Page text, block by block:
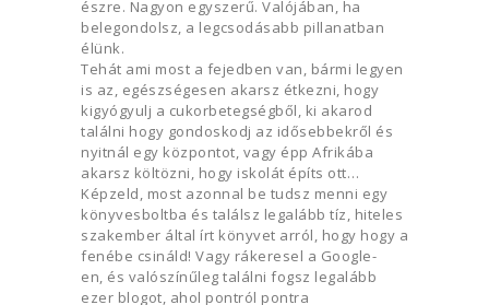
észre. Nagyon egyszerű. Valójában, ha
belegondolsz, a legcsodásabb pillanatban
élünk.
Tehát ami most a fejedben van, bármi legyen
is az, egészségesen akarsz étkezni, hogy
kigyógyulj a cukorbetegségből, ki akarod
találni hogy gondoskodj az idősebbekről és
nyitnál egy központot, vagy épp Afrikába
akarsz költözni, hogy iskolát építs ott…
Képzeld, most azonnal be tudsz menni egy
könyvesboltba és találsz legalább tíz, hiteles
szakember által írt könyvet arról, hogy hogy a
fenébe csináld! Vagy rákeresel a Google-
en, és valószínűleg találni fogsz legalább
ezer blogot, ahol pontról pontra